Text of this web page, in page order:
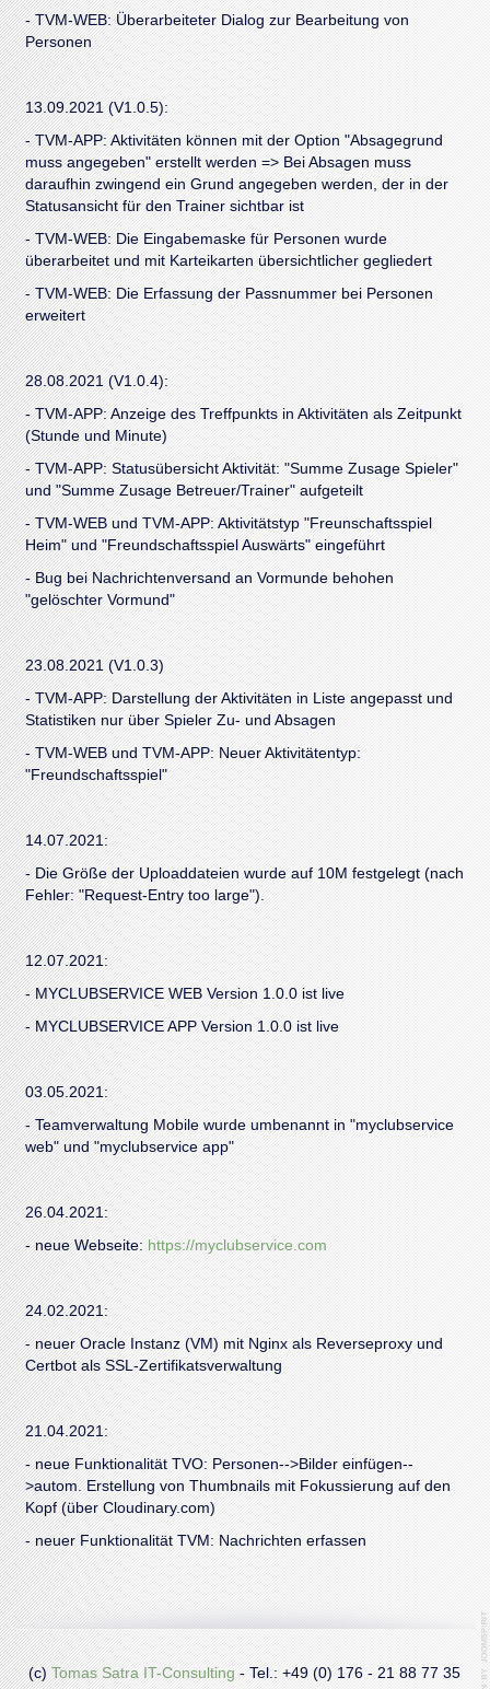
- TVM-WEB: Überarbeiteter Dialog zur Bearbeitung von
Personen
13.09.2021 (V1.0.5):
- TVM-APP: Aktivitäten können mit der Option "Absagegrund
muss angegeben" erstellt werden => Bei Absagen muss
daraufhin zwingend ein Grund angegeben werden, der in der
Statusansicht für den Trainer sichtbar ist
- TVM-WEB: Die Eingabemaske für Personen wurde
überarbeitet und mit Karteikarten übersichtlicher gegliedert
- TVM-WEB: Die Erfassung der Passnummer bei Personen
erweitert
28.08.2021 (V1.0.4):
- TVM-APP: Anzeige des Treffpunkts in Aktivitäten als Zeitpunkt
(Stunde und Minute)
- TVM-APP: Statusübersicht Aktivität: "Summe Zusage Spieler"
und "Summe Zusage Betreuer/Trainer" aufgeteilt
- TVM-WEB und TVM-APP: Aktivitätstyp "Freunschaftsspiel
Heim" und "Freundschaftsspiel Auswärts" eingeführt
- Bug bei Nachrichtenversand an Vormunde behohen
"gelöschter Vormund"
23.08.2021 (V1.0.3)
- TVM-APP: Darstellung der Aktivitäten in Liste angepasst und
Statistiken nur über Spieler Zu- und Absagen
- TVM-WEB und TVM-APP: Neuer Aktivitätentyp:
"Freundschaftsspiel"
14.07.2021:
- Die Größe der Uploaddateien wurde auf 10M festgelegt (nach
Fehler: "Request-Entry too large").
12.07.2021:
- MYCLUBSERVICE WEB Version 1.0.0 ist live
- MYCLUBSERVICE APP Version 1.0.0 ist live
03.05.2021:
- Teamverwaltung Mobile wurde umbenannt in "myclubservice
web" und "myclubservice app"
26.04.2021:
- neue Webseite: https://myclubservice.com
24.02.2021:
- neuer Oracle Instanz (VM) mit Nginx als Reverseproxy und
Certbot als SSL-Zertifikatsverwaltung
21.04.2021:
- neue Funktionalität TVO: Personen-->Bilder einfügen--
>autom. Erstellung von Thumbnails mit Fokussierung auf den
Kopf (über Cloudinary.com)
- neuer Funktionalität TVM: Nachrichten erfassen
(c)Tomas Satra IT-Consulting - Tel.: +49 (0) 176 - 21 88 77 35